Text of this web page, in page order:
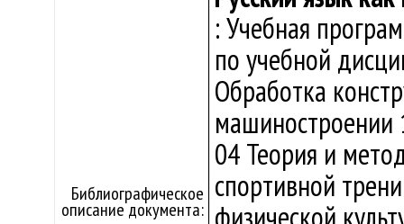
Библиографическое
описание документа:
: Учебная
по учебной
Обработка
машиностроении
04 Теория и
спортивной